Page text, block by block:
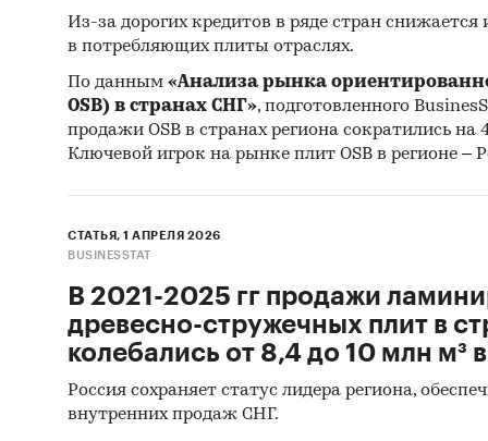
Из-за дорогих кредитов в ряде стран
в потребляющих плиты отраслях.
По данным «Анализа рынка
OSB) в странах СНГ», подготовленного
продажи OSB в странах региона сократились на
Ключевой игрок на рынке плит OSB в регионе –
СТАТЬЯ, 1 АПРЕЛЯ 2026
BUSINESSTAT
В 2021-2025 гг продажи
древесно-стружечных плит в
колебались от 8,4 до 10 млн м³
Россия сохраняет статус лидера региона,
внутренних продаж СНГ.